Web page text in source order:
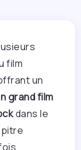
film
un
grand film
dans le